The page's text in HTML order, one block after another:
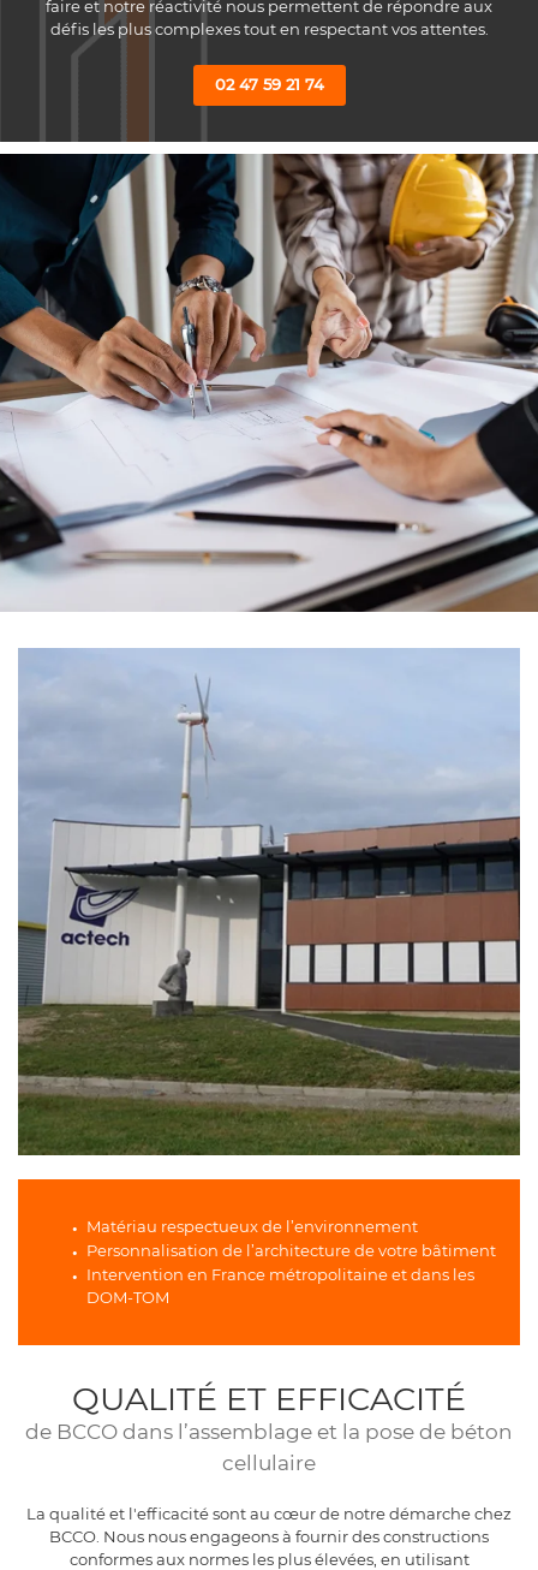
ACCUEIL
CELLULAIRE
ET POSE
RÉFÉRENCES
FONT CONFIANCE
CONTACT
UNE
02 47 59 21 74
RESTEZ
INSCRIPTION
faire et notre réactivité nous permettent de répondre aux
défis les plus complexes tout en respectant vos attentes.
02 47 59 21 74
Matériau respectueux de l’environnement
Personnalisation de l’architecture de votre bâtiment
Intervention en France métropolitaine et dans les
DOM-TOM
QUALITÉ ET EFFICACITÉ
de BCCO dans l’assemblage et la pose de béton
cellulaire
La qualité et l'efficacité sont au cœur de notre démarche chez
BCCO. Nous nous engageons à fournir des constructions
conformes aux normes les plus élevées, en utilisant